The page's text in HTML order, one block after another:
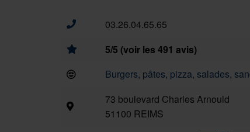
03.26.04.65.65
5/5 (voir les 491 avis)
Burgers, pâtes, pizza, salades,
73 boulevard Charles Arnould
51100 REIMS